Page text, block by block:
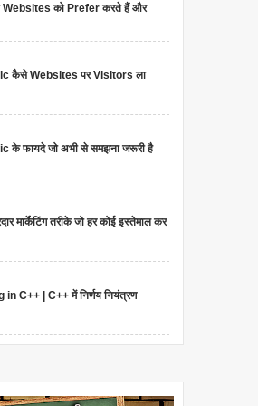
Websites को Prefer करते हैं और
कैसे Websites पर Visitors ला
के फायदे जो अभी से समझना जरूरी है
मार्केटिंग तरीके जो हर कोई इस्तेमाल कर
C++ | C++ में निर्णय नियंत्रण